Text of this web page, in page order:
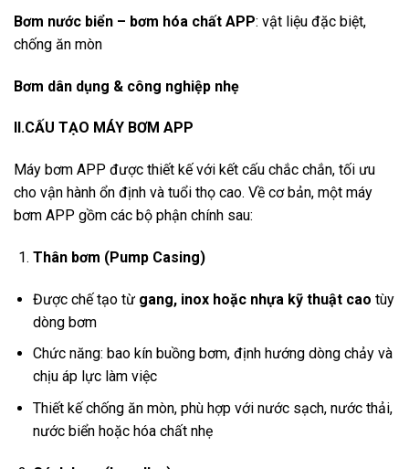
Bơm nước biển – bơm hóa chất APP: vật liệu đặc biệt,
chống ăn mòn
Bơm dân dụng & công nghiệp nhẹ
II.CẤU TẠO MÁY BƠM APP
Máy bơm APP được thiết kế với kết cấu chắc chắn, tối ưu
cho vận hành ổn định và tuổi thọ cao. Về cơ bản, một máy
bơm APP gồm các bộ phận chính sau:
Thân bơm (Pump Casing)
Được chế tạo từ gang, inox hoặc nhựa kỹ thuật cao tùy
dòng bơm
Chức năng: bao kín buồng bơm, định hướng dòng chảy và
chịu áp lực làm việc
Thiết kế chống ăn mòn, phù hợp với nước sạch, nước thải,
nước biển hoặc hóa chất nhẹ